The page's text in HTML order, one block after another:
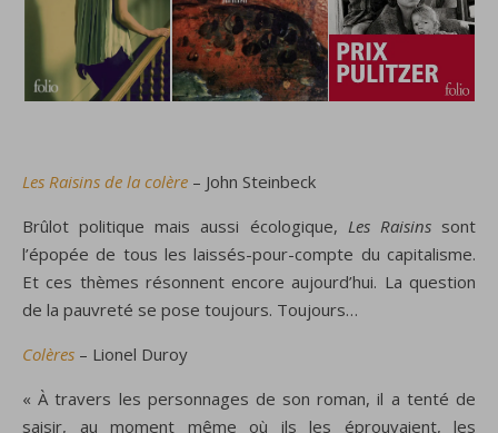
Les Raisins de la colère – John Steinbeck
Brûlot politique mais aussi écologique, Les Raisinssont
l’épopée de tous les laissés-pour-compte du capitalisme.
Et ces thèmes résonnent encore aujourd’hui. La question
de la pauvreté se pose toujours. Toujours…
Colères – Lionel Duroy
« À travers les personnages de son roman, il a tenté de
saisir, au moment même où ils les éprouvaient, les